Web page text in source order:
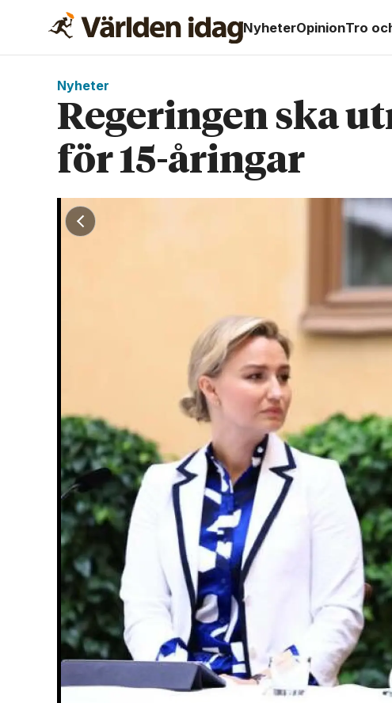
NyheterOpinionTro
Nyheter
Regeringen ska
för 15-åringar